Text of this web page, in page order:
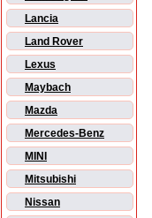
Lancia
Land Rover
Lexus
Maybach
Mazda
Mercedes-Benz
MINI
Mitsubishi
Nissan